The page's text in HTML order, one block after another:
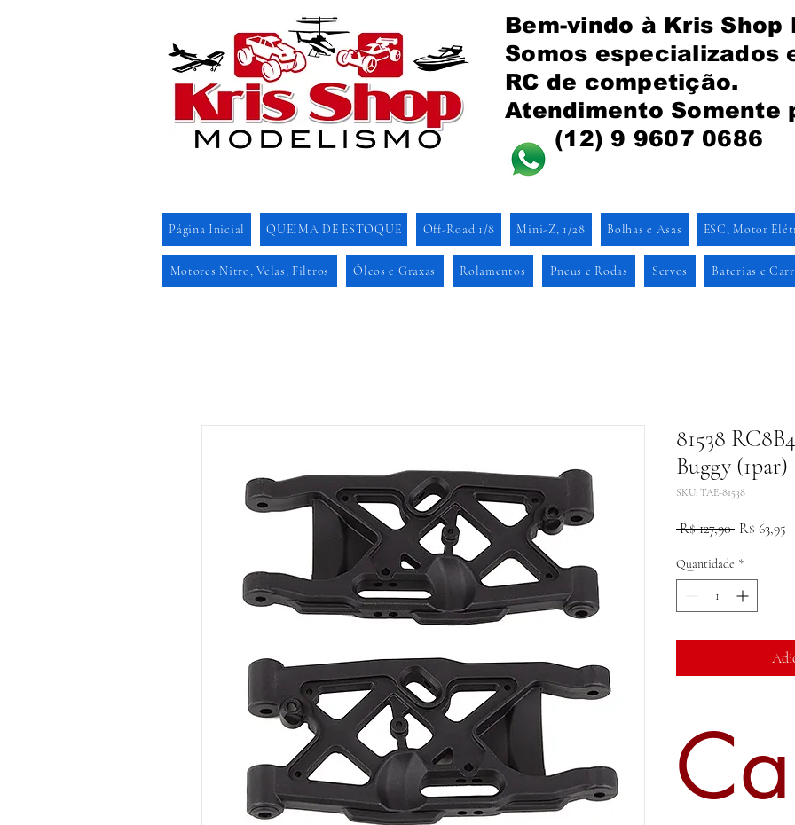
Bem-vindo à Kris Shop
Somos especializados
RC de competição.
Atendimento Somente
(12) 9 9607 0686
Página Inicial QUEIMA DE ESTOQUE Off-Road 1/8 Mini-Z, 1/28 Bolhas e Asas ESC, Motor
Motores Nitro, Velas, Filtros Óleos e Graxas Rolamentos Pneus e Rodas Servos Baterias e
81538
Buggy (1par)
SKU: TAE-81538
R$ 127,90 Preço
R$ 63,95
Quantidade *